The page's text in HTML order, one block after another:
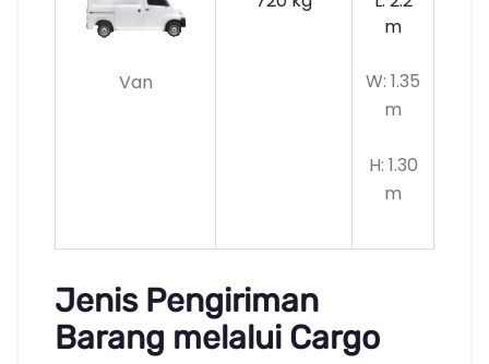
Van
m
W: 1.35
m
H: 1.30
m
Jenis Pengiriman
Barang melalui Cargo